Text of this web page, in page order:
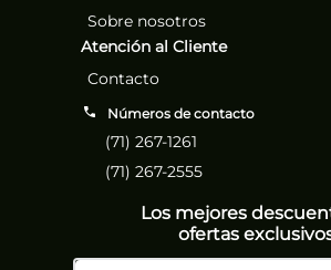
Sobre nosotros
Atención al Cliente
Contacto
Números de contacto
(71) 267-1261
(71) 267-2555
Los mejores
ofertas